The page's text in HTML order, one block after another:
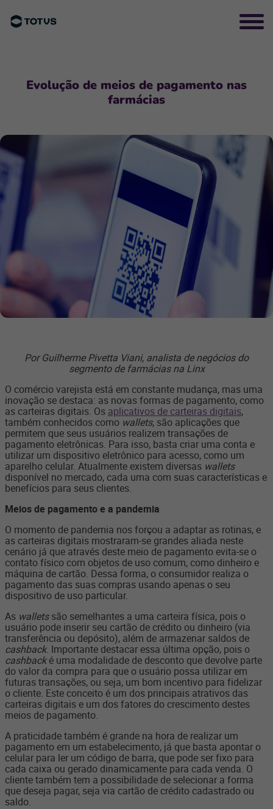
Evolução de meios de pagamento nas
farmácias
Por Guilherme Pivetta Viani, analista de negócios do
segmento de farmácias na Linx
O comércio varejista está em constante mudança, mas uma
inovação se destaca: as novas formas de pagamento, como
as carteiras digitais. Os aplicativos de carteiras digitais,
também conhecidos como wallets, são aplicações que
permitem que seus usuários realizem transações de
pagamento eletrônicas. Para isso, basta criar uma conta e
utilizar um dispositivo eletrônico para acesso, como um
aparelho celular. Atualmente existem diversas wallets
disponível no mercado, cada uma com suas características e
benefícios para seus clientes.
Meios de pagamento e a pandemia
O momento de pandemia nos forçou a adaptar as rotinas, e
as carteiras digitais mostraram-se grandes aliada neste
cenário já que através deste meio de pagamento evita-se o
contato físico com objetos de uso comum, como dinheiro e
máquina de cartão. Dessa forma, o consumidor realiza o
pagamento das suas compras usando apenas o seu
dispositivo de uso particular.
As walletssão semelhantes a uma carteira física, pois o
usuário pode inserir seu cartão de crédito ou dinheiro (via
transferência ou depósito), além de armazenar saldos de
cashback. Importante destacar essa última opção, pois o
cashbacké uma modalidade de desconto que devolve parte
do valor da compra para que o usuário possa utilizar em
futuras transações, ou seja, um bom incentivo para fidelizar
o cliente. Este conceito é um dos principais atrativos das
carteiras digitais e um dos fatores do crescimento destes
meios de pagamento.
A praticidade também é grande na hora de realizar um
pagamento em um estabelecimento, já que basta apontar o
celular para ler um código de barra, que pode ser fixo para
cada caixa ou gerado dinamicamente para cada venda. O
cliente também tem a possibilidade de selecionar a forma
que deseja pagar, seja via cartão de crédito cadastrado ou
saldo.